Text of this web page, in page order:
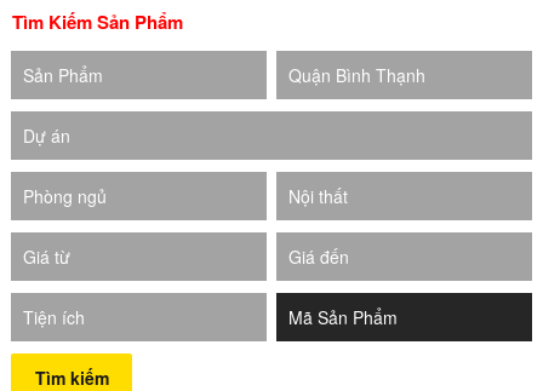
Tìm Kiếm Sản Phẩm
Sản Phẩm Quận Bình Thạnh
Dự án
Phòng ngủ Nội thất
Giá từ Giá đến
Tiện ích
Tìm kiếm